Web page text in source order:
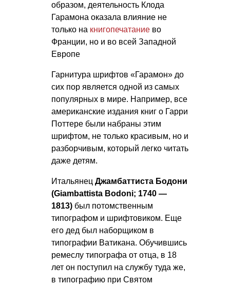
образом, деятельность Клода
Гарамона оказала влияние не
только на книгопечатание во
Франции, но и во всей Западной
Европе
Гарнитура шрифтов «Гарамон» до
сих пор является одной из самых
популярных в мире. Например, все
американские издания книг о Гарри
Поттере были набраны этим
шрифтом, не только красивым, но и
разборчивым, который легко читать
даже детям.
Итальянец Джамбаттиста Бодони
(Giambattista Bodoni; 1740 —
1813) был потомственным
типографом и шрифтовиком. Еще
его дед был наборщиком в
типографии Ватикана. Обучившись
ремеслу типографа от отца, в 18
лет он поступил на службу туда же,
в типографию при Святом